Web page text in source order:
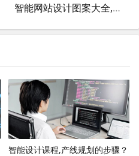
智能网站设计图案大全,如何生成图片网址？
智能设计课程,产线规划的步骤？